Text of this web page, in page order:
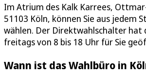
Im Atrium des Kalk Karrees,
51103 Köln, können Sie aus jedem
wählen. Der Direktwahlschalter
freitags von 8 bis 18 Uhr für Sie
Wann ist das Wahlbüro in